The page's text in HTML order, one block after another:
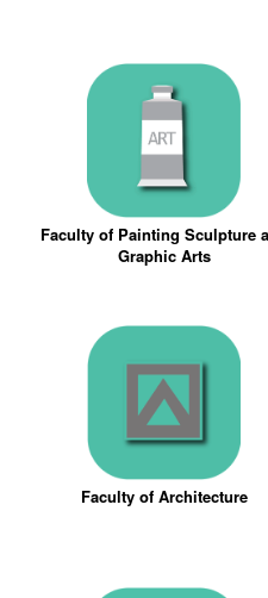
Faculty of Painting Sculpture
Graphic Arts
Faculty of Architecture